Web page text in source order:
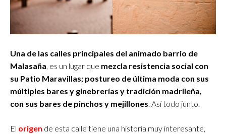
Una de las calles principales del animado barrio de
Malasaña, es un lugar que mezcla resistencia social con
su Patio Maravillas; postureo de última moda con sus
múltiples bares y ginebrerías y tradición madrileña,
con sus bares de pinchos y mejillones. Así todo junto.
El origen de esta calle tiene una historia muy interesante,